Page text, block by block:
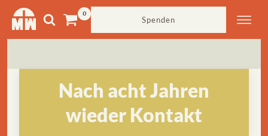
Spenden
Nach acht Jahren
wieder Kontakt